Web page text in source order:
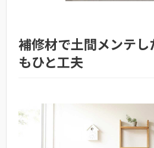
補修材で土間メンテ
もひと工夫